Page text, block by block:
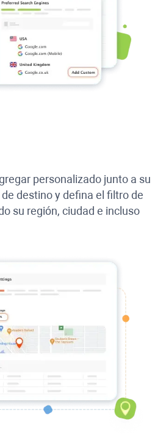
personalizado junto a su
destino y defina el filtro de
su región, ciudad e incluso